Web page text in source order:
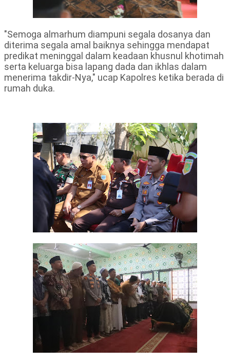
"Semoga almarhum diampuni segala dosanya dan
diterima segala amal baiknya sehingga mendapat
predikat meninggal dalam keadaan khusnul khotimah
serta keluarga bisa lapang dada dan ikhlas dalam
menerima takdir-Nya," ucap Kapolres ketika berada di
rumah duka.